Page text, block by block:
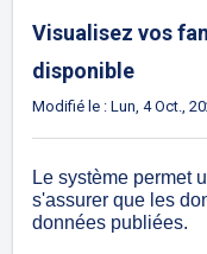
Visualisez vos
disponible
Modifié le : Lun, 4 Oct.,
Le système permet
s'assurer que les
données publiées.